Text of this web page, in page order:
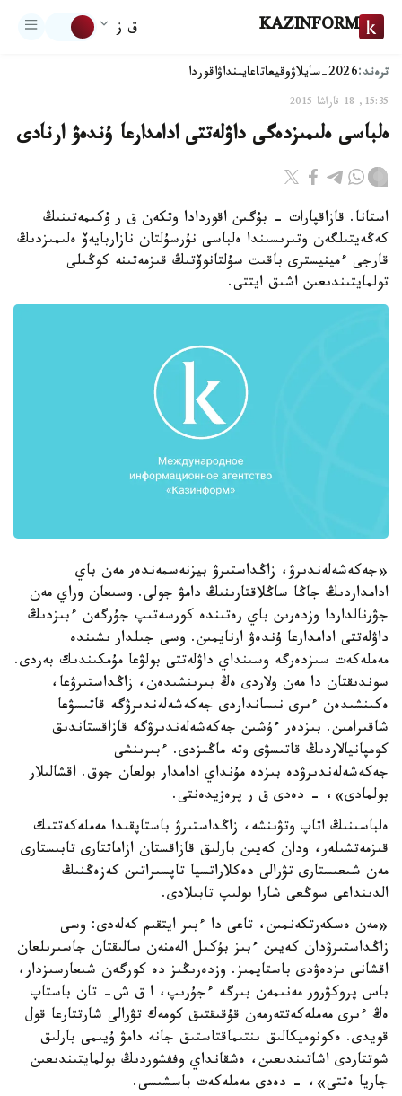
KAZINFORM ق ز
ترەند:2026-سايلاۋ وقيعاتاعايىنداۋاقوردا
15:35, 18 قاراشا 2015
ەلباسى ەلىمىزدەگى داۋلەتتى ادامدارعا ۇندەۋ ارنادى
استانا. قازاقپارات - بۇگىن اقوردادا وتكەن ق ر ۇكىمەتىنىڭ
كەڭەيتىلگەن وتىرىسىندا ەلباسى نۇرسۇلتان نازاربايەۆ ەلىمىزدىڭ
قارجى ءمينيسترى باقىت سۇلتانوۆتىڭ قىزمەتىنە كوڭىلى
تولمايتىندىعىن اشىق ايتتى.
«جەكەشەلەندىرۋ، زاڭداستىرۋ بيزنەسمەندەر مەن باي
ادامداردىڭ جاڭا ساڭلاقتارىنىڭ دامۋ جولى. وسىعان وراي مەن
جۋرنالداردا وزدەرىن باي رەتىندە كورسەتىپ جۇرگەن ءبىزدىڭ
داۋلەتتى ادامدارعا ۇندەۋ ارنايمىن. وسى جىلدار ىشىندە
مەملەكەت سىزدەرگە وسىنداي داۋلەتتى بولۋعا مۇمكىندىك بەردى.
سوندىقتان دا مەن ولاردى ەڭ بىرىنشىدەن، زاڭداستىرۋعا،
ەكىنشىدەن ءىرى نىسانداردى جەكەشەلەندىرۋگە قاتىسۋعا
شاقىرامىن. بىزدەر ءۇشىن جەكەشەلەندىرۋگە قازاقستاندىق
كومپانيالاردىڭ قاتىسۋى وتە ماڭىزدى. ءبىرىنشى
جەكەشەلەندىرۋدە بىزدە مۇنداي ادامدار بولعان جوق. اقشالىلار
بولمادى»، - دەدى ق ر پرەزيدەنتى.
ەلباسىنىڭ اتاپ وتۋىنشە، زاڭداستىرۋ باستاپقىدا مەملەكەتتىك
قىزمەتشىلەر، ودان كەيىن بارلىق قازاقستان ازاماتتارى تابىستارى
مەن شىعىستارى تۋرالى دەكلاراتسيا تاپسىراتىن كەزەڭنىڭ
الدىنداعى سوڭعى شارا بولىپ تابىلادى.
«مەن ەسكەرتكەنمىن، تاعى دا ءبىر ايتقىم كەلەدى: وسى
زاڭداستىرۋدان كەيىن ءبىز بۇكىل الەمنەن سالىقتان جاسىرىلعان
اقشانى ىزدەۋدى باستايمىز. وزدەرىڭىز دە كورگەن شىعارسىزدار،
باس پروكۋرور مەنىمەن بىرگە ءجۇرىپ، ا ق ش- تان باستاپ
ەڭ ءىرى مەملەكەتتەرمەن قۇقىقتىق كومەك تۋرالى شارتتارعا قول
قويدى. ەكونوميكالىق ىنتىماقتاستىق جانە دامۋ ۇيىمى بارلىق
شوتتاردى اشاتىندىعىن، ەشقانداي وففشوردىڭ بولمايتىندىعىن
جاريا ەتتى»، - دەدى مەملەكەت باسشىسى.